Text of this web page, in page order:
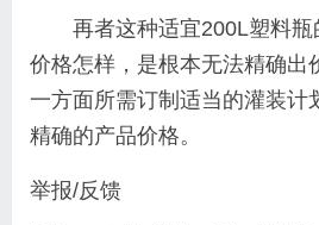
再者这种适宜200L塑料
价格怎样，是根本无法精确出
一方面所需订制适当的灌装计
精确的产品价格。
举报/反馈